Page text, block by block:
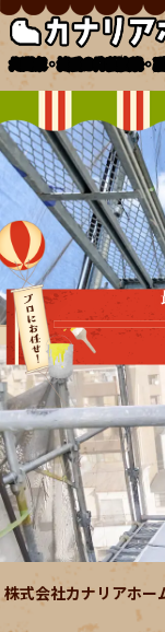
北関東・埼玉の外壁塗装・
株式会社カナリアホー